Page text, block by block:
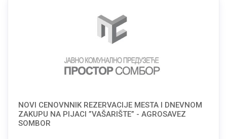
NOVI CENOVNNIK REZERVACIJE MESTA I DNEVNOM
ZAKUPU NA PIJACI ”VAŠARIŠTE” - AGROSAVEZ
SOMBOR